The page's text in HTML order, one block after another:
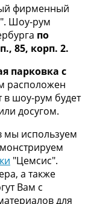
фирменный
Шоу-рум
по
85, корп. 2.
парковка с
расположен
в шоу-рум будет
досугом.
мы используем
"Цемсис".
а также
Вам с
для